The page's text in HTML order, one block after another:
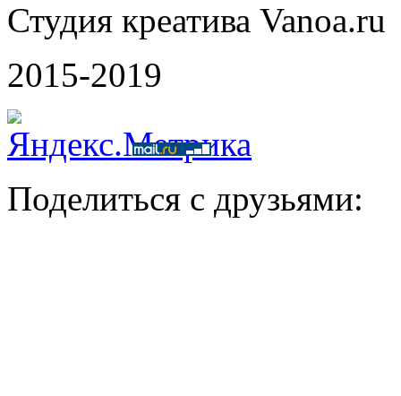
Студия креатива Vanoa.ru
2015-2019
Поделиться с друзьями: